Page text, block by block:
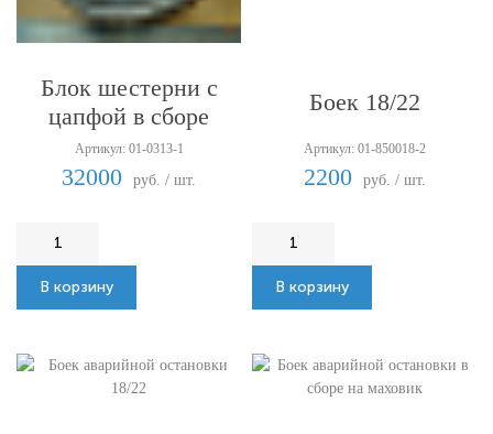
Блок шестерни с
цапфой в сборе
Артикул: 01-0313-1
32000 руб. / шт.
В корзину
Боек 18/22
Артикул: 01-850018-2
2200 руб. / шт.
В корзину